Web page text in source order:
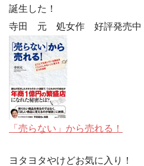
誕生した！
寺田 元 処女作 好評発売中
「売らない」から売れる！
ヨタヨタやけどお気に入り！